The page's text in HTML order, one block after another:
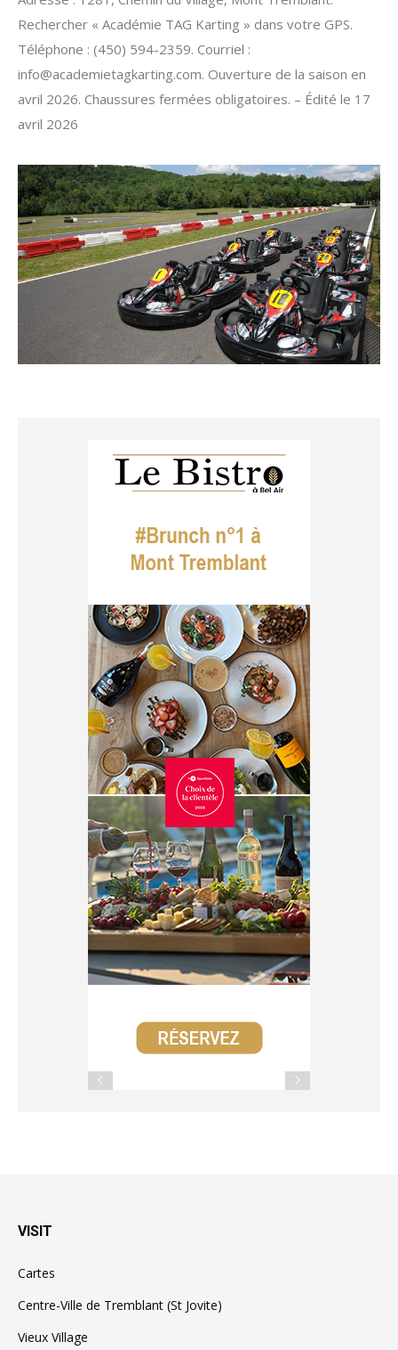
Rechercher « Académie TAG Karting » dans votre GPS.
Téléphone : (450) 594-2359. Courriel :
info@academietagkarting.com. Ouverture de la saison en
avril 2026. Chaussures fermées obligatoires. – Édité le 17
avril 2026
VISIT
Cartes
Centre-Ville de Tremblant (St Jovite)
Vieux Village